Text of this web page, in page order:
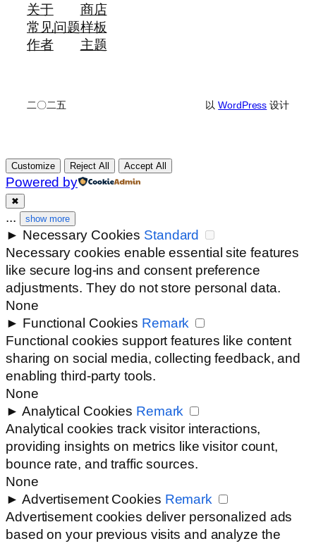
关于
常见问题
作者
商店
样板
主题
二〇二五 以WordPress 设计
Customize Reject All Accept All
Powered by
✖
... show more
► Necessary Cookies Standard
Necessary cookies enable essential site features
like secure log-ins and consent preference
adjustments. They do not store personal data.
None
► Functional Cookies Remark
Functional cookies support features like content
sharing on social media, collecting feedback, and
enabling third-party tools.
None
► Analytical Cookies Remark
Analytical cookies track visitor interactions,
providing insights on metrics like visitor count,
bounce rate, and traffic sources.
None
► Advertisement Cookies Remark
Advertisement cookies deliver personalized ads
based on your previous visits and analyze the